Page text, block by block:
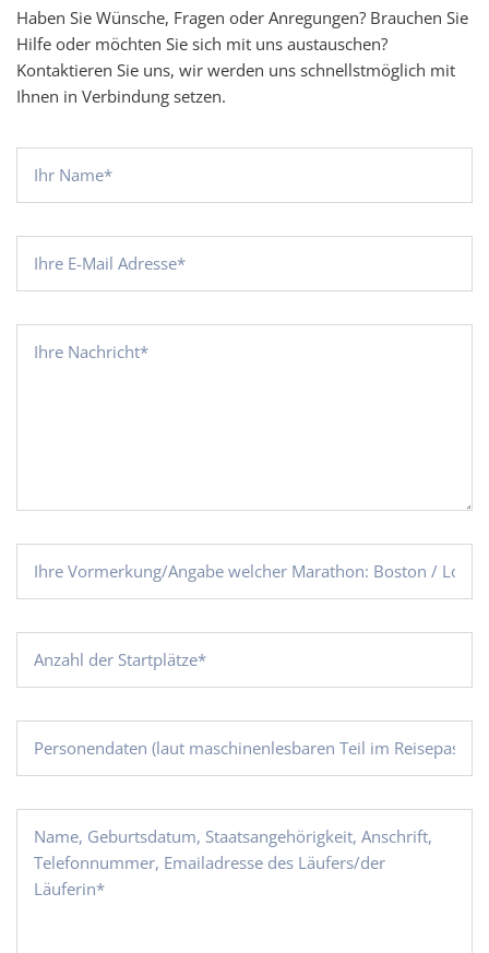
Haben Sie Wünsche, Fragen oder Anregungen? Brauchen Sie
Hilfe oder möchten Sie sich mit uns austauschen?
Kontaktieren Sie uns, wir werden uns schnellstmöglich mit
Ihnen in Verbindung setzen.